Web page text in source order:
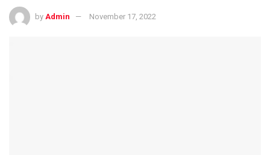
by Admin November 17, 2022